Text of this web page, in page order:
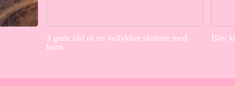
3 gode råd til en vellykket skiferie med
børn
Bliv